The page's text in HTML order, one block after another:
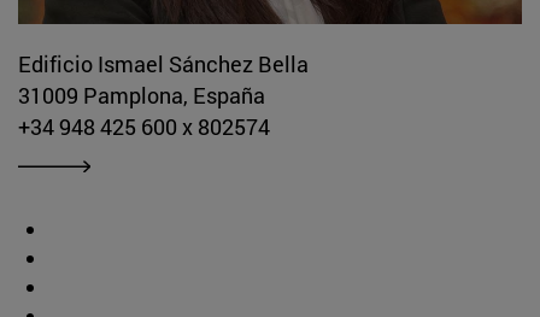
Edificio Ismael Sánchez Bella
31009 Pamplona, España
+34 948 425 600 x 802574